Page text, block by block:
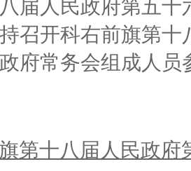
届人民政府第五
召开科右前旗第
府常务会组成人
第十八届人民政